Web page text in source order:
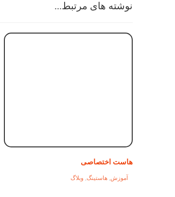
نوشته های مرتبط...
هاست اختصاصی
آموزش, هاستینگ, وبلاگ